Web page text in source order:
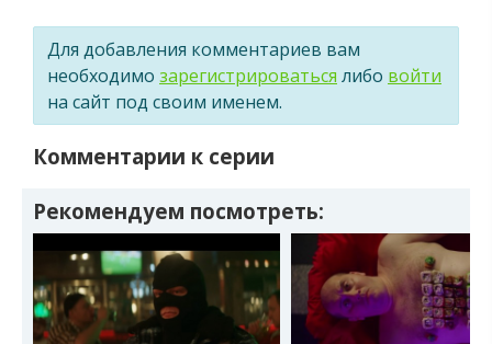
Для добавления комментариев вам
необходимо зарегистрироваться либо войти
на сайт под своим именем.
Комментарии к серии
Рекомендуем посмотреть: